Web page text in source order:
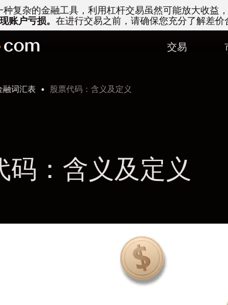
复杂的金融工具，利用杠杆交易虽然可能放大收益
账户亏损。 在进行交易之前，请确保您充分了解差
交易
融词汇表 股票代码：含义及定义
码：含义及定义